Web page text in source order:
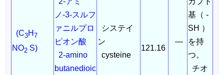
(C3H 7
NO2 S)
ノ-3-スルフ
ァニルプロ
ピオン酸
2-amino
butanedioic
システイ
ン
cysteine
121.16
―
基（ -
SH ）
を持
つ。
チオ